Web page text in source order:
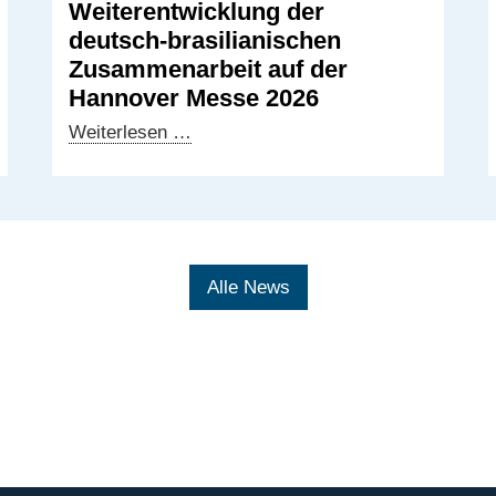
Weiterentwicklung der
deutsch-brasilianischen
Zusammenarbeit auf der
Hannover Messe 2026
Weiterlesen …
auf
der
Alle News